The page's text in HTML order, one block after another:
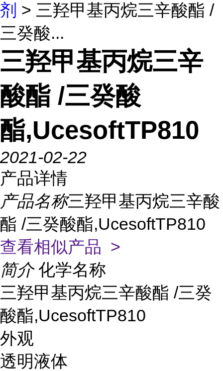
剂 > 三羟甲基丙烷三辛酸酯 /
三癸酸...
三羟甲基丙烷三辛
酸酯 /三癸酸
酯,UcesoftTP810
2021-02-22
产品详情
产品名称三羟甲基丙烷三辛酸
酯 /三癸酸酯,UcesoftTP810
查看相似产品 >
简介 化学名称
三羟甲基丙烷三辛酸酯 /三癸
酸酯,UcesoftTP810
外观
透明液体